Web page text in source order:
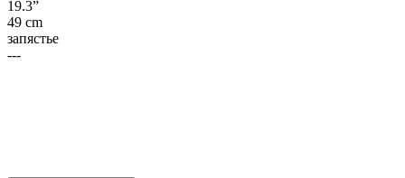
19.3”
49 cm
запястье
---